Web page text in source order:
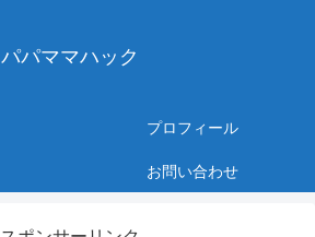
パパママハック
プロフィール
お問い合わせ